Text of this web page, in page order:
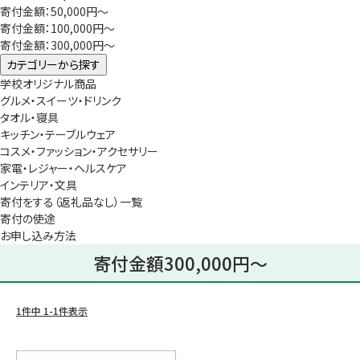
寄付金額：50,000円～
寄付金額：100,000円～
寄付金額：300,000円～
カテゴリーから探す
学校オリジナル商品
グルメ・スイーツ・ドリンク
タオル・寝具
キッチン・テーブルウェア
コスメ・ファッション・アクセサリー
家電・レジャー・ヘルスケア
インテリア・文具
寄付をする（返礼品なし）一覧
寄付の使途
お申し込み方法
寄付金額300,000円～
1件中 1-1件表示